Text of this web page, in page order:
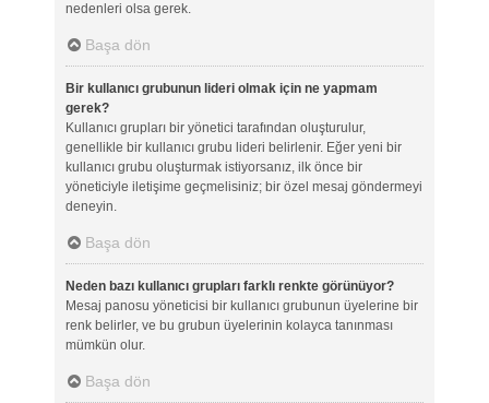
nedenleri olsa gerek.
Başa dön
Bir kullanıcı grubunun lideri olmak için ne yapmam
gerek?
Kullanıcı grupları bir yönetici tarafından oluşturulur,
genellikle bir kullanıcı grubu lideri belirlenir. Eğer yeni bir
kullanıcı grubu oluşturmak istiyorsanız, ilk önce bir
yöneticiyle iletişime geçmelisiniz; bir özel mesaj göndermeyi
deneyin.
Başa dön
Neden bazı kullanıcı grupları farklı renkte görünüyor?
Mesaj panosu yöneticisi bir kullanıcı grubunun üyelerine bir
renk belirler, ve bu grubun üyelerinin kolayca tanınması
mümkün olur.
Başa dön